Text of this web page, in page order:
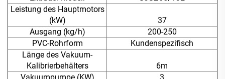
Leistung des Hauptmotors
(kW)
37
Ausgang (kg/h)
200-250
PVC-Rohrform
Kundenspezifisch
Länge des Vakuum-
Kalibrierbehälters
6m